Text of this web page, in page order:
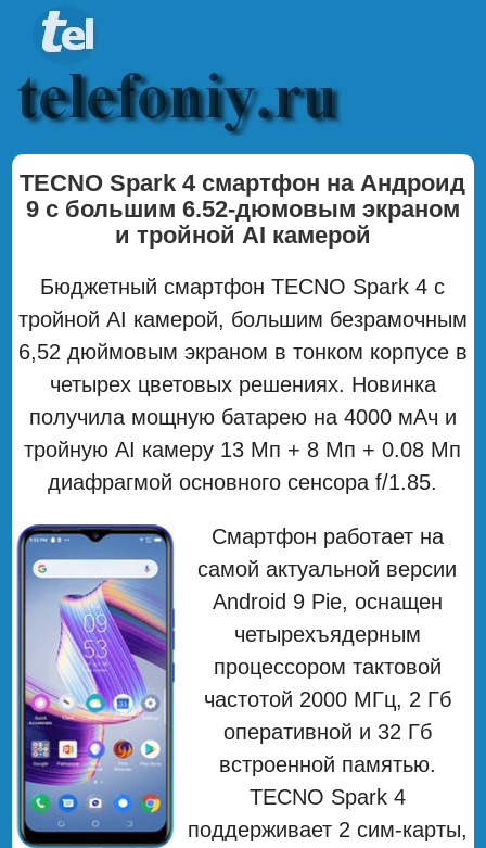
TECNO Spark 4 смартфон на Андроид
9 с большим 6.52-дюмовым экраном
и тройной AI камерой
Бюджетный смартфон TECNO Spark 4 с
тройной AI камерой, большим безрамочным
6,52 дюймовым экраном в тонком корпусе в
четырех цветовых решениях. Новинка
получила мощную батарею на 4000 мАч и
тройную AI камеру 13 Мп + 8 Мп + 0.08 Мп
диафрагмой основного сенсора f/1.85.
Смартфон работает на
самой актуальной версии
Android 9 Pie, оснащен
четырехъядерным
процессором тактовой
частотой 2000 МГц, 2 Гб
оперативной и 32 Гб
встроенной памятью.
TECNO Spark 4
поддерживает 2 сим-карты,